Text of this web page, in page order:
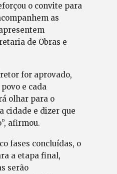
o convite para
as
de Obras e
for aprovado,
e cada
olhar para o
cidade e dizer que
afirmou.
fases concluídas, o
a etapa final,
serão